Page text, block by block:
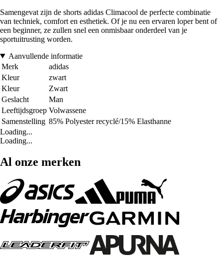
Samengevat zijn de shorts adidas Climacool de perfecte combinatie
van techniek, comfort en esthetiek. Of je nu een ervaren loper bent of
een beginner, ze zullen snel een onmisbaar onderdeel van je
sportuitrusting worden.
Aanvullende informatie
Merk
adidas
Kleur
zwart
Kleur
Zwart
Geslacht
Man
Leeftijdsgroep Volwassene
Samenstelling 85% Polyester recyclé/15% Elasthanne
Loading...
Loading...
Al onze merken